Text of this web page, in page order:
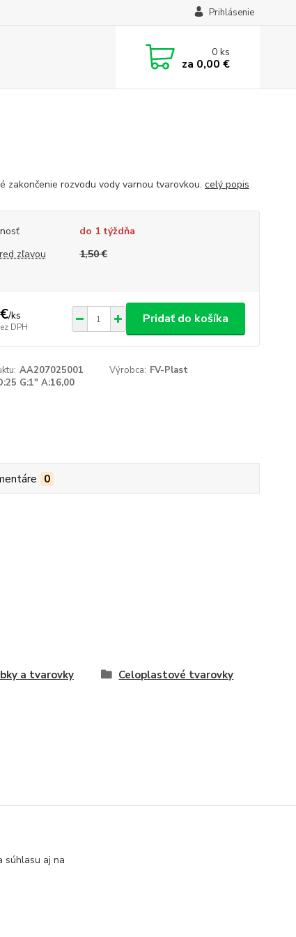
Prihlásenie
0ks
za 0,00 €
zakončenie rozvodu vody varnou tvarovkou. celý popis
do 1 týždňa
zľavou
1,50 €
/ks
DPH
Pridať do košíka
AA207025001 Výrobca: FV-Plast
G:1" A:16,00
0
a tvarovky Celoplastové tvarovky
súhlasu aj na